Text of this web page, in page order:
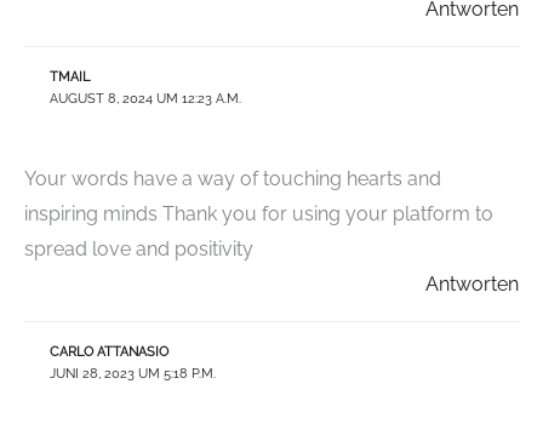
Antworten
TMAIL
AUGUST 8, 2024 UM 12:23 A.M.
Your words have a way of touching hearts and
inspiring minds Thank you for using your platform to
spread love and positivity
Antworten
CARLO ATTANASIO
JUNI 28, 2023 UM 5:18 P.M.